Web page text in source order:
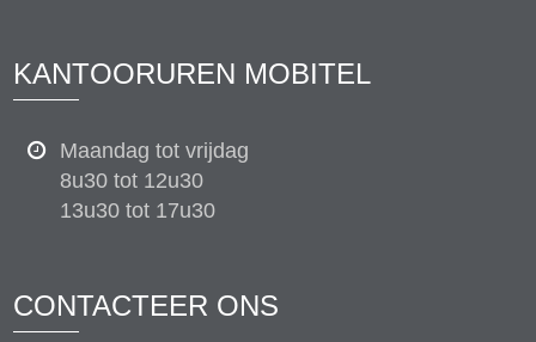
KANTOORUREN MOBITEL
Maandag tot vrijdag
8u30 tot 12u30
13u30 tot 17u30
CONTACTEER ONS